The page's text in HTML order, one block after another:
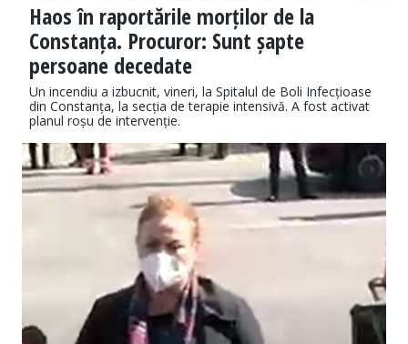
Haos în raportările morților de la
Constanța. Procuror: Sunt șapte
persoane decedate
Un incendiu a izbucnit, vineri, la Spitalul de Boli Infecțioase
din Constanța, la secția de terapie intensivă. A fost activat
planul roșu de intervenție.